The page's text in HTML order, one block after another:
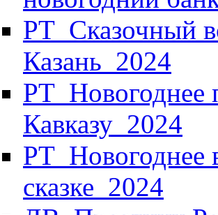
РТ_Сказочный
Казань_2024
РТ_Новогоднее
Кавказу_2024
РТ_Новогоднее
сказке_2024